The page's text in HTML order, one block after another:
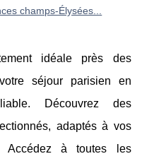
champs-Élysées...
idéale près des
séjour parisien en
Découvrez des
adaptés à vos
Accédez à toutes les